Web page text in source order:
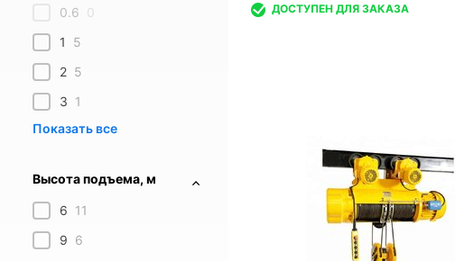
0.6 0
1
5
2 5
3 1
Высота подъема, м
6 11
9 6
ДОСТУПЕН ДЛЯ ЗАКАЗА